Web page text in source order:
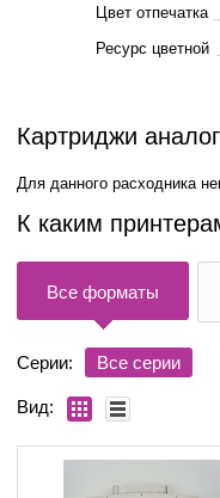
Цвет отпечатка
Ресурс цветной
Картриджи
Для данного расходника
К каким
Все форматы
Серии: Все серии
Вид: